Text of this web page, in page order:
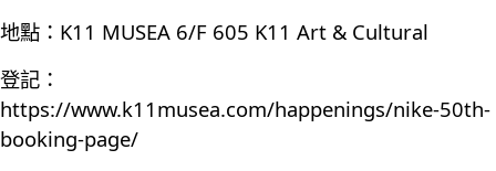
地點：K11 MUSEA 6/F 605 K11 Art & Cultural
登記：
https://www.k11musea.com/happenings/nike-50th-
booking-page/